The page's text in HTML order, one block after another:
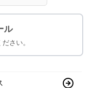
ル
さい。